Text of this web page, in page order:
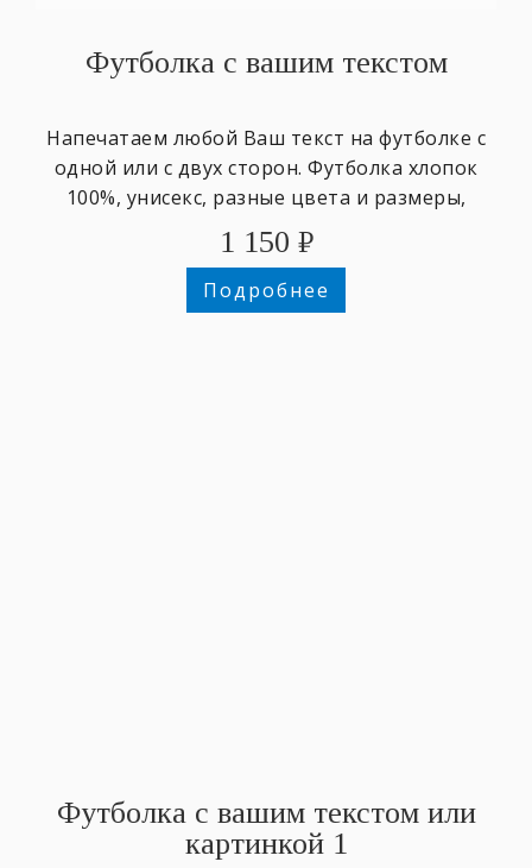
Футболка с вашим текстом
Напечатаем любой Ваш текст на футболке с
одной или с двух сторон. Футболка хлопок
100%, унисекс, разные цвета и размеры,
1 150 ₽
Подробнее
Футболка с вашим текстом или
картинкой 1